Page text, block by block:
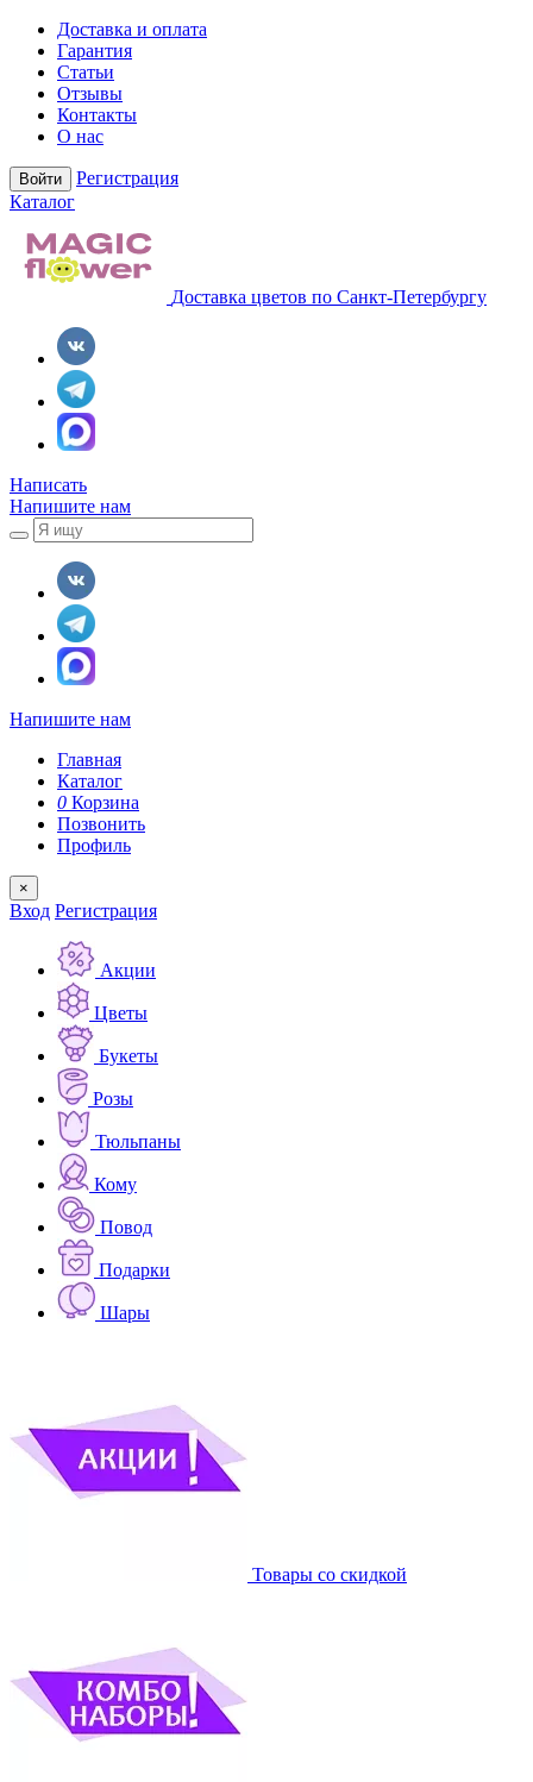
Доставка и оплата
Гарантия
Статьи
Отзывы
Контакты
О нас
Войти
Регистрация
Каталог
Доставка цветов по Санкт-Петербургу
Написать
Напишите нам
Напишите нам
Главная
Каталог
0 Корзина
Позвонить
Профиль
×
Вход Регистрация
Акции
Цветы
Букеты
Розы
Тюльпаны
Кому
Повод
Подарки
Шары
Товары со скидкой